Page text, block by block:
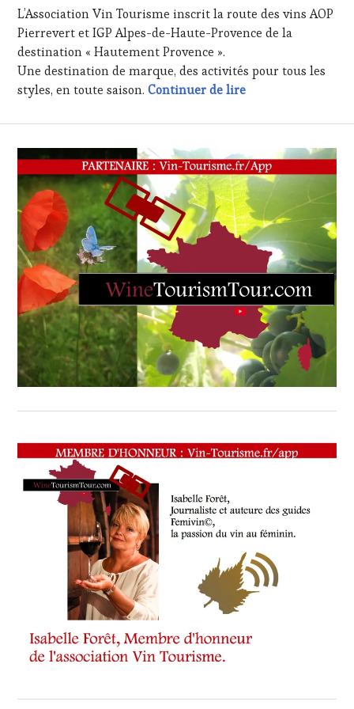
WINE
TASTING,
MÉDIAS,
ÉCRITE,
RADIO,
WEB,
PARTENAIRES
VIN
TOURISME,
PRODUCTEURS
TERROIR,
RESTAURATEUR,
CHEF,
CUISINIER,
ŒNOLOGUE,
SOMMELIER
SALONS
INTERNATIONAUX,
VIGNOBLES,
WINE
TASTING
WINE
FAME,
WINE
TOURISM
TOUR,
WINETASTINGVOUCHER.COM
2021
L’Association Vin Tourisme inscrit la route des vins AOP
Pierrevert et IGP Alpes-de-Haute-Provence de la
destination « Hautement Provence ».
Une destination de marque, des activités pour tous les
styles, en toute saison.Continuer de lire« Irresistible »